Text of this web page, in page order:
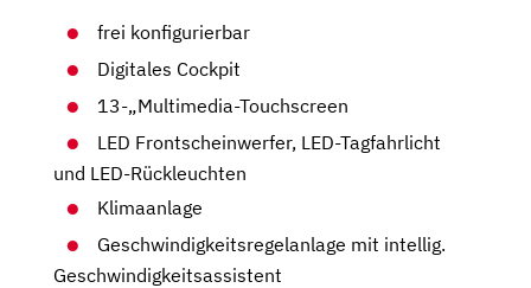
frei konfigurierbar
Digitales Cockpit
13-„Multimedia-Touchscreen
LED Frontscheinwerfer, LED-Tagfahrlicht
und LED-Rückleuchten
Klimaanlage
Geschwindigkeitsregelanlage mit intellig.
Geschwindigkeitsassistent